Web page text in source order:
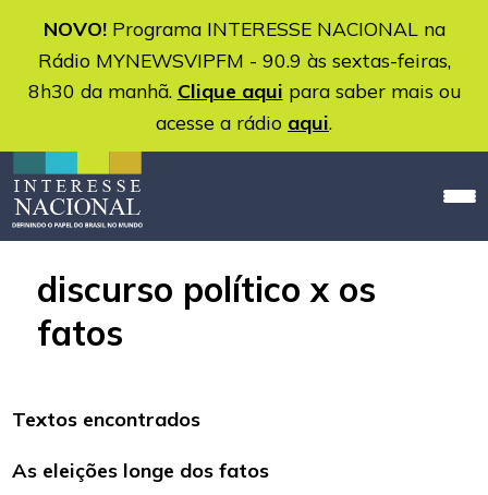
NOVO!Programa INTERESSE NACIONAL na
Rádio MYNEWSVIPFM - 90.9 às sextas-feiras,
8h30 da manhã. Clique aqui para saber mais ou
acesse a rádio aqui.
discurso político x os
fatos
Textos encontrados
As eleições longe dos fatos